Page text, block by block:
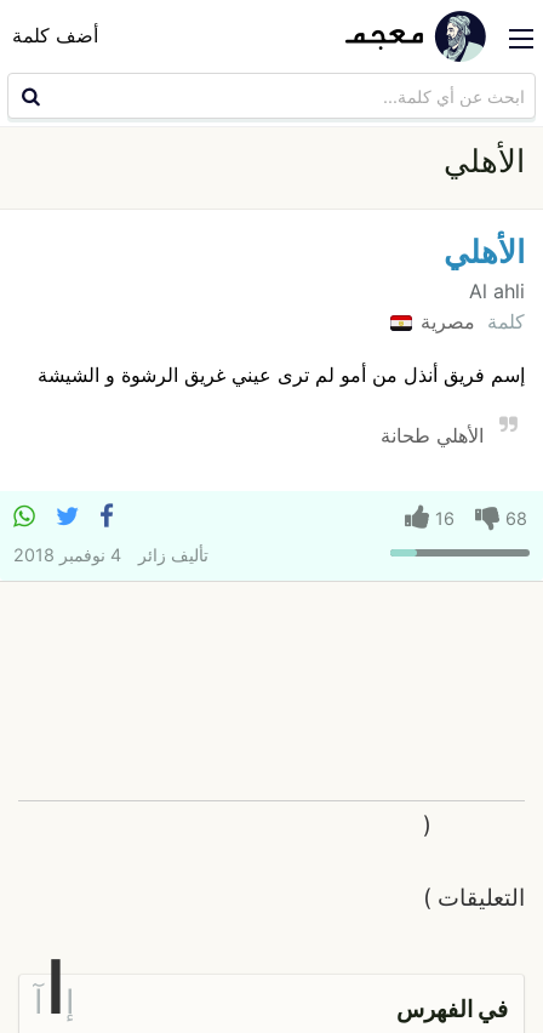
أضف كلمة
الأهلي
الأهلي
Al ahli
كلمة مصرية
إسم فريق أنذل من أمو لم ترى عيني غريق الرشوة و الشيشة
الأهلي طحانة
68
16
تأليف زائر 4 نوفمبر 2018
التعليقات
(
)
في الفهرس إ آ